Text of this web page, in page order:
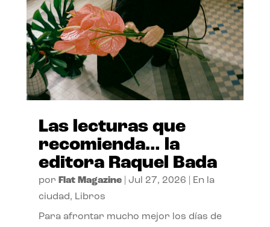
Las lecturas que
recomienda… la
editora Raquel Bada
por Flat Magazine| Jul 27, 2026
En la
ciudad, Libros
Para afrontar mucho mejor los días de